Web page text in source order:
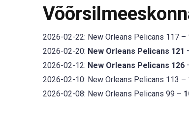
2026-02-22: New Orleans Pelicans 117 –
2026-02-20: New Orleans Pelicans 121
2026-02-12: New Orleans Pelicans 126
2026-02-10: New Orleans Pelicans 113 –
2026-02-08: New Orleans Pelicans 99 –